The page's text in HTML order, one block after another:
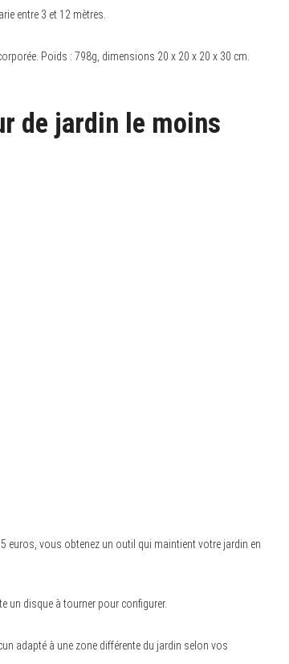
entre 3 et 12 mètres.
Poids : 798g, dimensions 20 x 20 x 20 x 30 cm.
de jardin le moins
euros, vous obtenez un outil qui maintient votre jardin en
un disque à tourner pour configurer.
adapté à une zone différente du jardin selon vos